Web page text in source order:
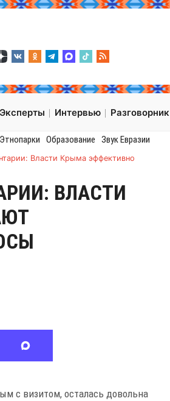
Эксперты Интервью Разговорник
Этнопарки Образование Звук Евразии
Власти Крыма эффективно
ВЛАСТИ
с визитом, осталась довольна